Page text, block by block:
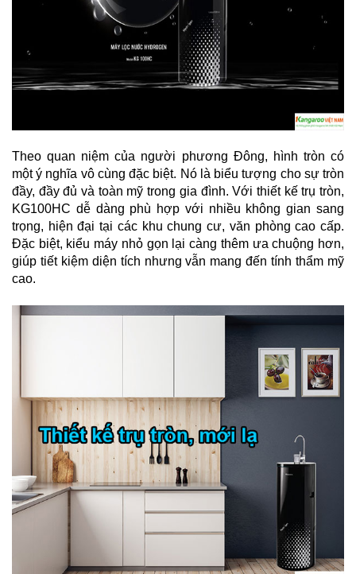
LỌC
ĐẦU
NGUỒN,
BỊ
NHÀ
BẾP
KANGAROO
BÌNH
NÓNG
LẠNH
HÀNG
GIA
SỰ
DẪN
CHƯƠNG
TRÌNH
Theo quan niệm của người phương Đông, hình tròn có
một ý nghĩa vô cùng đặc biệt. Nó là biểu tượng cho sự tròn
đầy, đầy đủ và toàn mỹ trong gia đình. Với thiết kế trụ tròn,
KG100HC dễ dàng phù hợp với nhiều không gian sang
trọng, hiện đại tại các khu chung cư, văn phòng cao cấp.
Đặc biệt, kiểu máy nhỏ gọn lại càng thêm ưa chuộng hơn,
giúp tiết kiệm diện tích nhưng vẫn mang đến tính thẩm mỹ
cao.